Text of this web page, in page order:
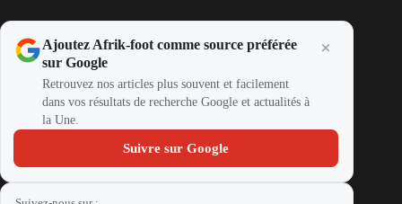
Ajoutez Afrik-foot comme source préférée
sur Google
Retrouvez nos articles plus souvent et facilement
dans vos résultats de recherche Google et actualités à
la Une.
Suivre sur Google